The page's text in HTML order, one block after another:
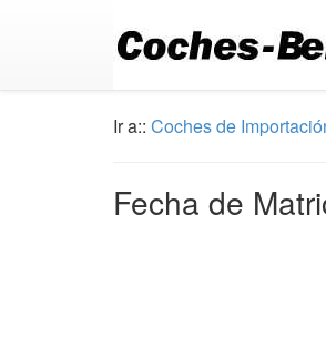
Ir a:: Coches de
Fecha de